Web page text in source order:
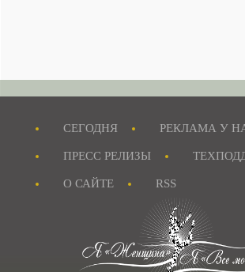
Я и Домашние Питомцы.
Журнал "MAXIM"
Я и Бизнес.
Истории из жизни.
Я и Отношения.
Я как Звезда.
СЕГОДНЯ РЕКЛАМА У
ПРЕСС РЕЛИЗЫ
О САЙТЕ RSS